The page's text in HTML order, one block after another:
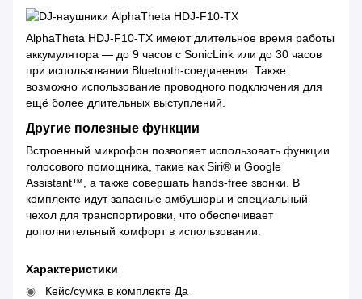
AlphaTheta HDJ-F10-TX имеют длительное время работы
аккумулятора — до 9 часов с SonicLink или до 30 часов
при использовании Bluetooth-соединения. Также
возможно использование проводного подключения для
ещё более длительных выступлений.
Другие полезные функции
Встроенный микрофон позволяет использовать функции
голосового помощника, такие как Siri® и Google
Assistant™, а также совершать hands-free звонки. В
комплекте идут запасные амбушюры и специальный
чехол для транспортировки, что обеспечивает
дополнительный комфорт в использовании.
Характеристики
Кейс/сумка в комплекте Да